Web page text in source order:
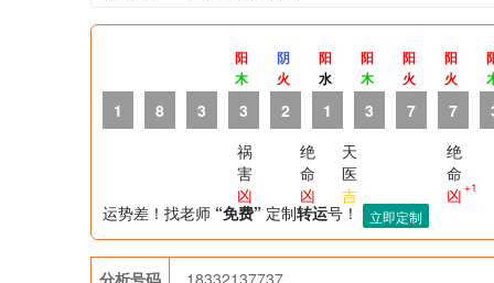
1 8 3
阳
木
3
阴
火
2
祸
害
凶
阳
水
1
绝
命
凶
阳
木
3
天
医
吉
阳
火
7
阳
火
7
绝
命
凶 +1
运势差！找老师 “免费” 定制转运号！ 立即定制
分析号码
18332137737